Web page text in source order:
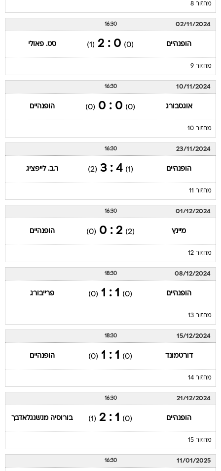
מחזור 8
02/11/2024
16:30
הופנהיים (0)
0 : 2
(1) סט. פאולי
מחזור 9
10/11/2024
16:30
אוגסבורג (0)
0 : 0
(0) הופנהיים
מחזור 10
23/11/2024
16:30
הופנהיים (1)
4 : 3
(2) ר.ב. לייפציג
מחזור 11
01/12/2024
16:30
מיינץ (2)
2 : 0
(0) הופנהיים
מחזור 12
08/12/2024
18:30
הופנהיים (0)
1 : 1
(0) פרייבורג
מחזור 13
15/12/2024
18:30
דורטמונד (0)
1 : 1
(0) הופנהיים
מחזור 14
21/12/2024
16:30
הופנהיים (0)
1 : 2
(1) בורוסיה מנשנגלאדבך
מחזור 15
11/01/2025
16:30